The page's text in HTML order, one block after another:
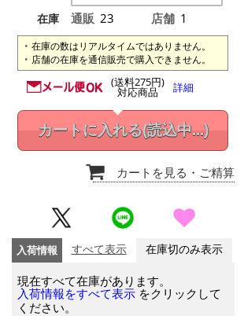
在庫
通販 23 店舗 1
在庫の数はリアルタイムではありません。
店舗の在庫を通信販売で購入できません。
(送料275円)
対応商品 詳細
カートに入れる(読込中...)
カートを見る ・ご精算
入荷情報 すべて表示 在庫切のみ表示
現在すべて在庫があります。
入荷情報をすべて表示 をクリックして
ください。